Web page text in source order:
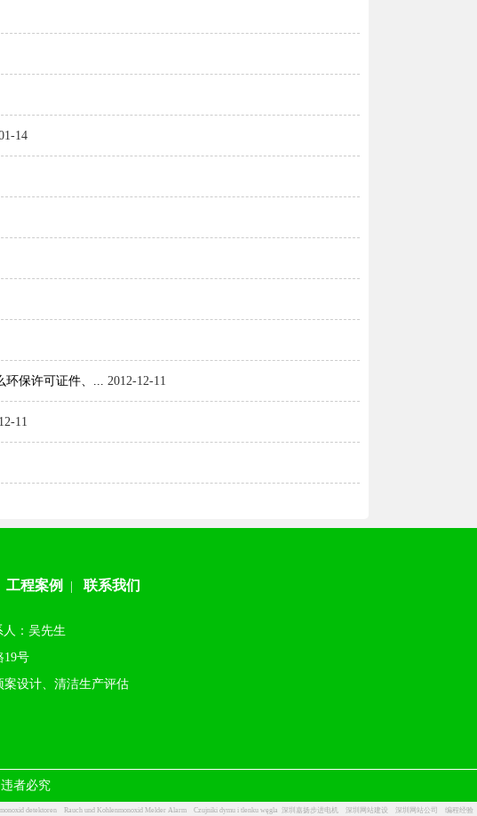
14
环保许可证件、... 2012-12-11
11
工程案例 联系我们
：吴先生
19号
设计、清洁生产评估
者必究
detektoren Rauch und Kohlenmonoxid Melder Alarm Czujniki dymu i tlenku węgla 深圳嘉扬步进电机 深圳网站建设 深圳网站公司 编程经验